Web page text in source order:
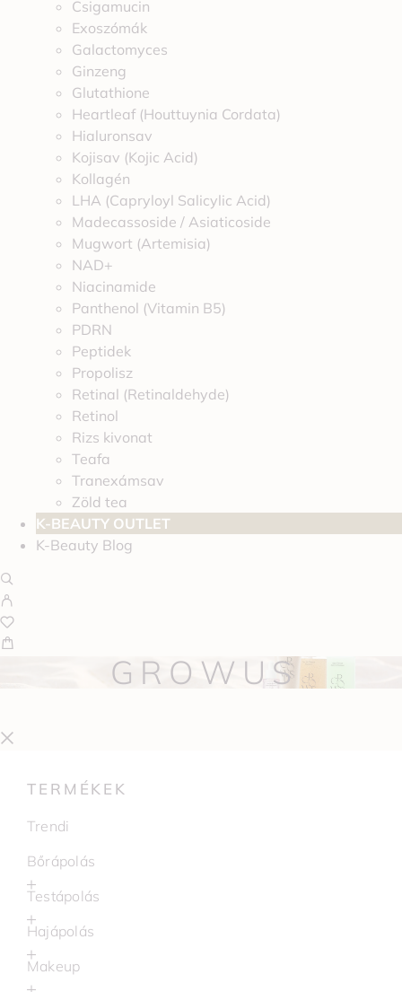
Csigamucin
Exoszómák
Galactomyces
Ginzeng
Glutathione
Heartleaf (Houttuynia Cordata)
Hialuronsav
Kojisav (Kojic Acid)
Kollagén
LHA (Capryloyl Salicylic Acid)
Madecassoside / Asiaticoside
Mugwort (Artemisia)
NAD+
Niacinamide
Panthenol (Vitamin B5)
PDRN
Peptidek
Propolisz
Retinal (Retinaldehyde)
Retinol
Rizs kivonat
Teafa
Tranexámsav
Zöld tea
K-BEAUTY OUTLET
K-Beauty Blog
GROWUS
TERMÉKEK
Trendi
Bőrápolás
Testápolás
Hajápolás
Makeup